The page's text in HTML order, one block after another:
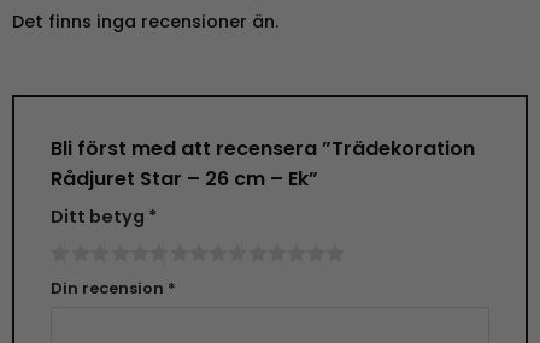
Det finns inga recensioner än.
Bli först med att recensera ”Trädekoration
Rådjuret Star – 26 cm – Ek”
Ditt betyg *
Din recension *